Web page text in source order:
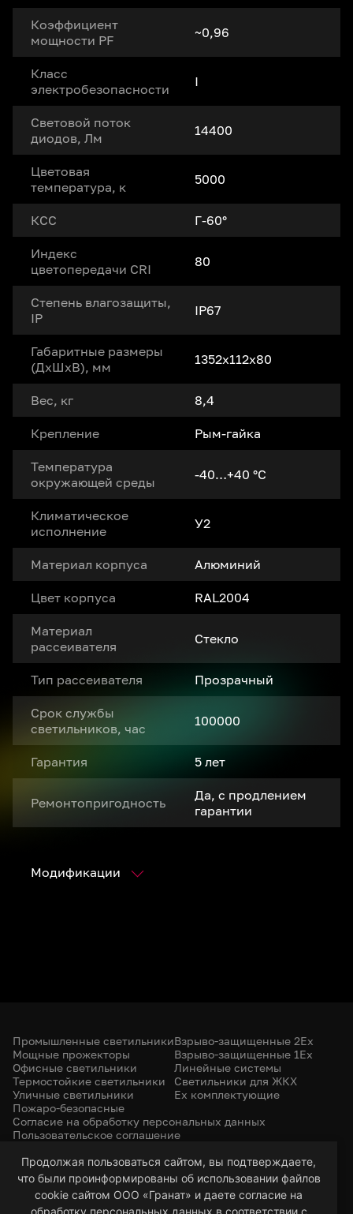
Коэффициент
мощности PF
~0,96
Класс
электробезопасности
I
Световой поток
диодов, Лм
14400
Цветовая
температура, к
5000
КСС Г-60°
Индекс
цветопередачи CRI
80
Степень влагозащиты,
IP
IP67
Габаритные размеры
(ДxШxВ), мм
1352x112x80
Вес, кг 8,4
Крепление Рым-гайка
Температура
окружающей среды
-40…+40 °С
Климатическое
исполнение
У2
Материал корпуса Алюминий
Цвет корпуса RAL2004
Материал
рассеивателя
Стекло
Тип рассеивателя Прозрачный
Срок службы
светильников, час
100000
Гарантия 5 лет
Ремонтопригодность
Да, с продлением
гарантии
Модификации
Продолжая пользоваться сайтом, вы подтверждаете,
что были проинформированы об использовании файлов
cookie сайтом ООО «Гранат» и даете согласие на
обработку персональных данных в соответствии с
Промышленные светильники
Мощные прожекторы
Офисные светильники
Термостойкие светильники
Уличные светильники
Пожаро-безопасные
Взрыво-защищенные 2Ex
Взрыво-защищенные 1Ex
Линейные системы
Светильники для ЖКХ
Ex комплектующие
Согласие на обработку персональных данных
Пользовательское соглашение
+7 (385) 299-31-31
led-22@bk.ru
г. Барнаул, 656053
ул. Северо-Западная, 57/99